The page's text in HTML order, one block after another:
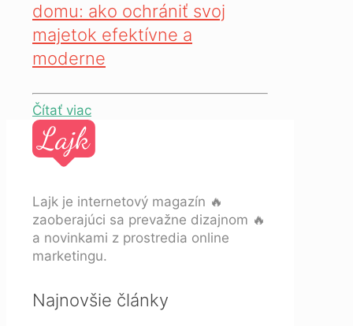
domu: ako ochrániť svoj
majetok efektívne a
moderne
Čítať viac
Lajk je internetový magazín 🔥
zaoberajúci sa prevažne dizajnom 🔥
a novinkami z prostredia online
marketingu.
Najnovšie články